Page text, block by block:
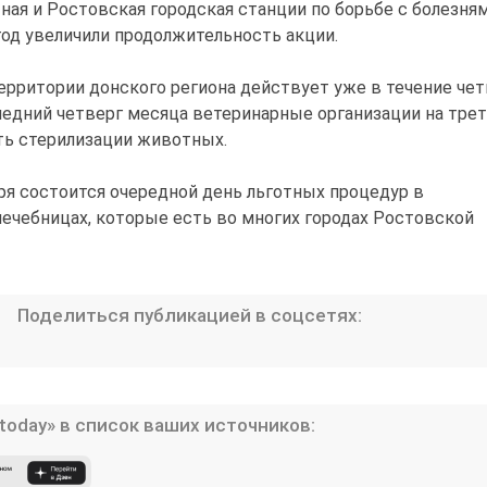
и Ростовская городская станции по борьбе с
увеличили продолжительность акции.
донского региона действует уже в течение
четверг месяца ветеринарные организации на
стерилизации животных.
состоится очередной день льготных процедур в
которые есть во многих городах Ростовской
Поделиться публикацией в соцсетях:
в список ваших источников: